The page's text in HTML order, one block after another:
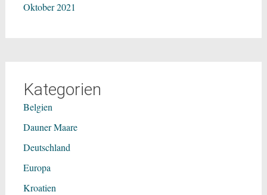
Oktober 2021
Kategorien
Belgien
Dauner Maare
Deutschland
Europa
Kroatien